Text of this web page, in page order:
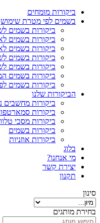
ביקורות מומחים
בשמים לפי מטרת שימוש
ביקורות בשמים
ביקורות בשמים
ביקורות בשמים
ביקורות בשמים
ביקורות בשמים
ביקורות בשמים
ביקורות בשמים
הביקורות שלנו
ביקורות מחשבים
ביקורות
ביקורות מסכי
ביקורות בשמים
ביקורות אוזניות
בלוג
מי אנחנו?
יצירת קשר
תקנון
סינון
בחירת מותגים